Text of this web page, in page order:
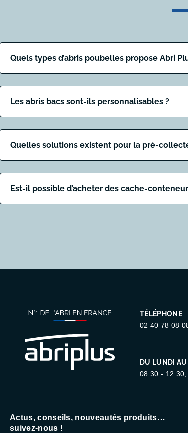
Quels types d’abris poubelles propose Abri
Les abris bacs sont-ils personnalisables ?
Quelles solutions existent pour la pré-
Est-il possible d’acheter des cache-
TÉLÉPHONE
02 40 78 08
DU LUNDI AU
08:30 -
Actus, conseils, nouveautés produits…
suivez-nous !